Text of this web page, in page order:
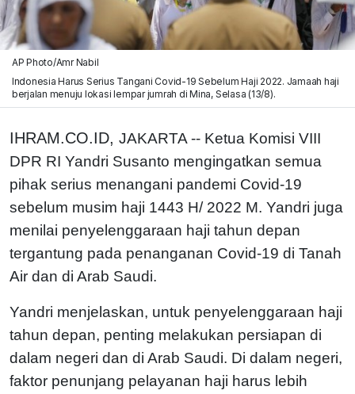
AP Photo/Amr Nabil
Indonesia Harus Serius Tangani Covid-19 Sebelum Haji 2022. Jamaah haji
berjalan menuju lokasi lempar jumrah di Mina, Selasa (13/8).
IHRAM.CO.ID, JAKARTA -- Ketua Komisi VIII
DPR RI Yandri Susanto mengingatkan semua
pihak serius menangani pandemi Covid-19
sebelum musim haji 1443 H/ 2022 M. Yandri juga
menilai penyelenggaraan haji tahun depan
tergantung pada penanganan Covid-19 di Tanah
Air dan di Arab Saudi.
Yandri menjelaskan, untuk penyelenggaraan haji
tahun depan, penting melakukan persiapan di
dalam negeri dan di Arab Saudi. Di dalam negeri,
faktor penunjang pelayanan haji harus lebih